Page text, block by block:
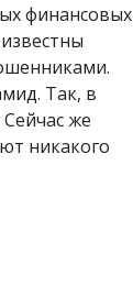
финансовых
Так, в
же
никакого